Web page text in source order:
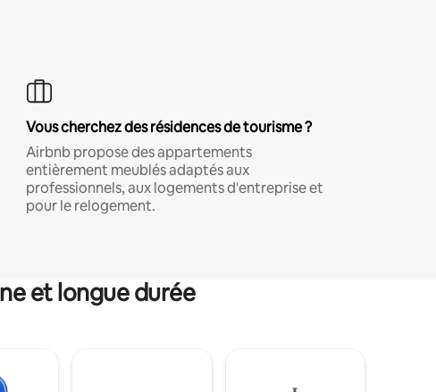
Vous cherchez des résidences de tourisme ?
Airbnb propose des appartements
entièrement meublés adaptés aux
professionnels, aux logements d'entreprise et
pour le relogement.
et longue durée